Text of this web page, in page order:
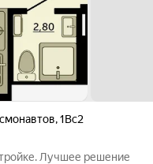
,1Вс2
Лучшее решение